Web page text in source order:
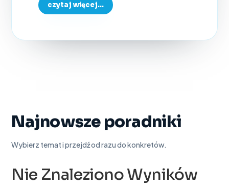
czytaj więcej...
Najnowsze poradniki
Wybierz temat i przejdź od razu do konkretów.
Nie Znaleziono Wyników